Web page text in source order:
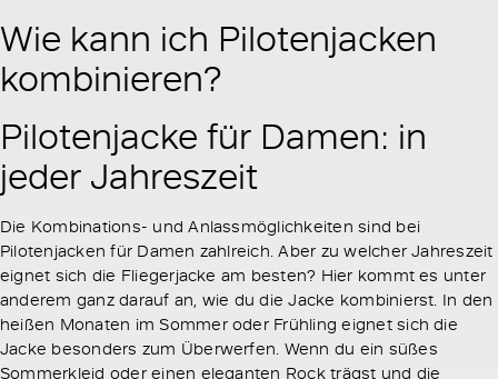
Wie kann ich Pilotenjacken
kombinieren?
Pilotenjacke für Damen: in
jeder Jahreszeit
Die Kombinations- und Anlassmöglichkeiten sind bei
Pilotenjacken für Damen zahlreich. Aber zu welcher Jahreszeit
eignet sich die Fliegerjacke am besten? Hier kommt es unter
anderem ganz darauf an, wie du die Jacke kombinierst. In den
heißen Monaten im Sommer oder Frühling eignet sich die
Jacke besonders zum Überwerfen. Wenn du ein süßes
Sommerkleid oder einen eleganten Rock trägst und die